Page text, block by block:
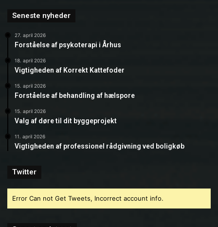
Seneste nyheder
27. april 2026
Forståelse af psykoterapi i Århus
18. april 2026
Vigtigheden af Korrekt Kattefoder
15. april 2026
Forståelse af behandling af hælspore
15. april 2026
Valg af døre til dit byggeprojekt
11. april 2026
Vigtigheden af professionel rådgivning ved boligkøb
Twitter
Error Can not Get Tweets, Incorrect account info.